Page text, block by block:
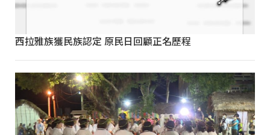
西拉雅族獲民族認定 原民日回顧正名歷程